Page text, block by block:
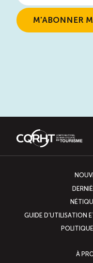
GUIDE D’UTILISATION
À